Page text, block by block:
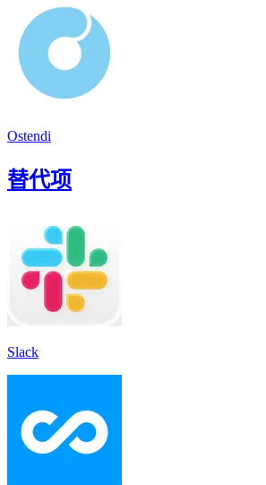
Ostendi
替代项
Slack